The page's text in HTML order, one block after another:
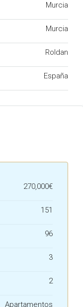
Murcia
Murcia
Roldan
España
270,000€
151
96
3
2
Apartamentos